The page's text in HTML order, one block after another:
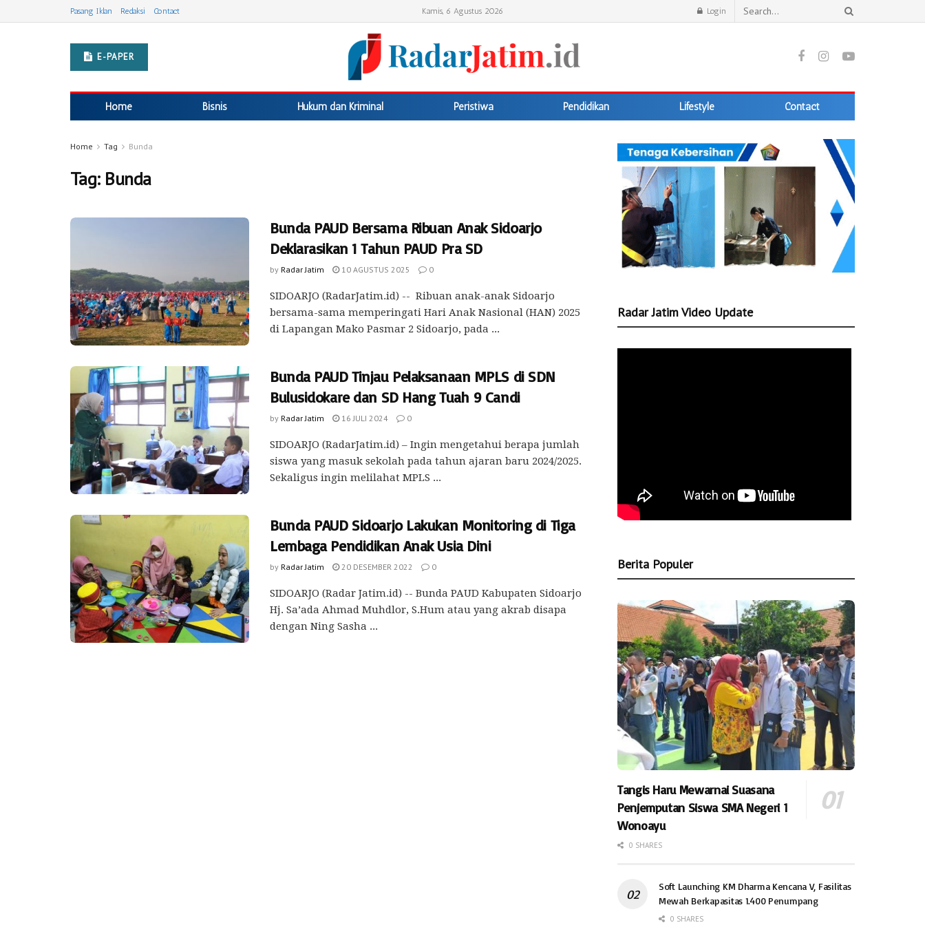
Pasang Iklan Redaksi Contact Kamis, 6 Agustus 2026 Login
E-PAPER
Home Bisnis Hukum dan Kriminal Peristiwa Pendidikan Lifestyle Contact
Home Tag Bunda
Tag: Bunda
Bunda PAUD Bersama Ribuan Anak Sidoarjo
Deklarasikan 1 Tahun PAUD Pra SD
by Radar Jatim 10 AGUSTUS 2025 0
SIDOARJO (RadarJatim.id) -- Ribuan anak-anak Sidoarjo
bersama-sama memperingati Hari Anak Nasional (HAN) 2025
di Lapangan Mako Pasmar 2 Sidoarjo, pada ...
Bunda PAUD Tinjau Pelaksanaan MPLS di SDN
Bulusidokare dan SD Hang Tuah 9 Candi
by Radar Jatim 16 JULI 2024 0
SIDOARJO (RadarJatim.id) – Ingin mengetahui berapa jumlah
siswa yang masuk sekolah pada tahun ajaran baru 2024/2025.
Sekaligus ingin melilahat MPLS ...
Bunda PAUD Sidoarjo Lakukan Monitoring di Tiga
Lembaga Pendidikan Anak Usia Dini
by Radar Jatim 20 DESEMBER 2022 0
SIDOARJO (Radar Jatim.id) -- Bunda PAUD Kabupaten Sidoarjo
Hj. Sa’ada Ahmad Muhdlor, S.Hum atau yang akrab disapa
dengan Ning Sasha ...
Radar Jatim Video Update
Berita Populer
Tangis Haru Mewarnai Suasana
Penjemputan Siswa SMA Negeri 1
Wonoayu
0 SHARES
Soft Launching KM Dharma Kencana V, Fasilitas
Mewah Berkapasitas 1.400 Penumpang
0 SHARES